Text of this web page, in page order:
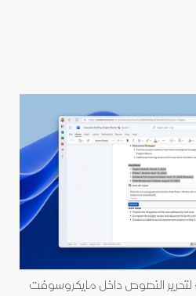
النصوص داخل مايكروسوفت